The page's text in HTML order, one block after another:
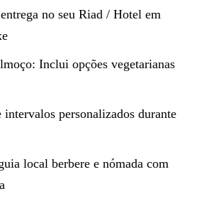
no seu Riad / Hotel em
Inclui opções vegetarianas
intervalos personalizados durante
local berbere e nómada com